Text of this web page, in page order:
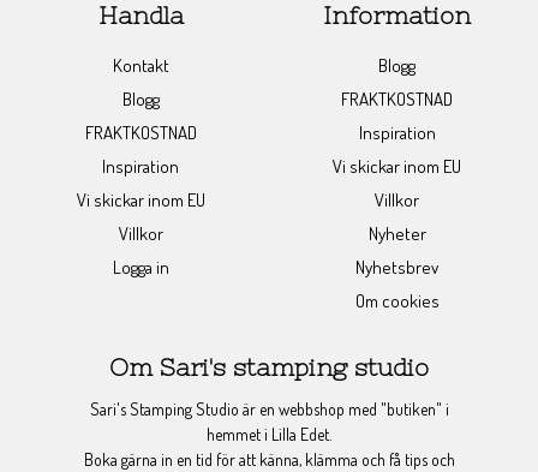
Handla
Kontakt
Blogg
FRAKTKOSTNAD
Inspiration
Vi skickar inom EU
Villkor
Logga in
Information
Blogg
FRAKTKOSTNAD
Inspiration
Vi skickar inom EU
Villkor
Nyheter
Nyhetsbrev
Om cookies
Om Sari's stamping studio
Sari's Stamping Studio är en webbshop med "butiken" i
hemmet i Lilla Edet.
Boka gärna in en tid för att känna, klämma och få tips och